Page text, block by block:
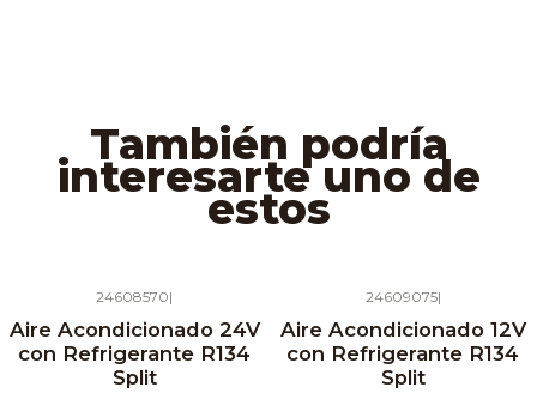
También podría
interesarte uno de
estos
24608570|
Aire Acondicionado 24V
con Refrigerante R134
Split
24609075|
Aire Acondicionado 12V
con Refrigerante R134
Split